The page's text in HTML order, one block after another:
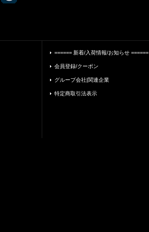
====== 新着/入荷情報/お知らせ ======
会員登録/クーポン
グループ会社|関連企業
特定商取引法表示